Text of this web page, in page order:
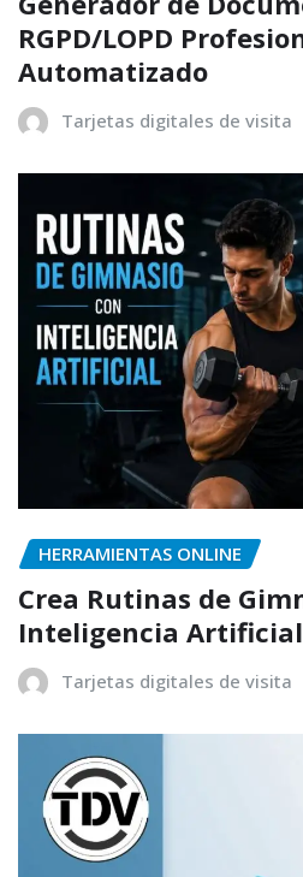
RGPD/LOPD
Automatizado
Tarjetas digitales de visita
HERRAMIENTAS ONLINE
Crea Rutinas de
Inteligencia Artificial
Tarjetas digitales de visita